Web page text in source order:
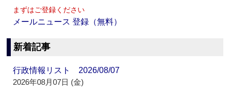
まずはご登録ください
メールニュース 登録（無料）
新着記事
行政情報リスト 2026/08/07
2026年08月07日 (金)